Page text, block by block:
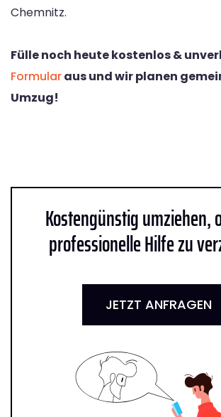
Chemnitz.
Fülle noch heute kostenlos &
Formularaus und wir planen
Umzug!
Kostengünstig umziehen,
professionelle Hilfe zu
JETZT ANFRAGEN